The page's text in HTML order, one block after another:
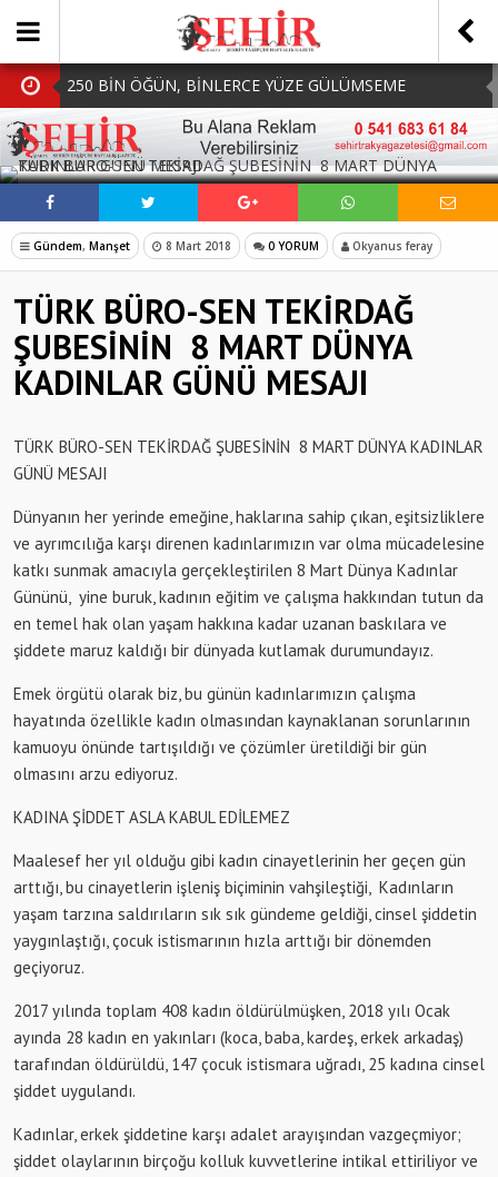
250 BİN ÖĞÜN, BİNLERCE YÜZE GÜLÜMSEME
BAŞKAN MÜGE YILDIZ TOPAK: ‘SOSYAL
BELEDİYECİLİKTE HİÇBİR HEMŞERİMİZİ YALNIZ
BIRAKMIYORUZ!’
MHP Çorlu İlçe Teşkilatında Yeni Dönem Başladı:
Mazbatalar Alındı
Dolu Vurdu, Büyükşehir Üreticiyi Yalnız Bırakmadı
SOFRALARDA BEREKETİ, GÖNÜLLERDE DAYANIŞMAYI
BÜYÜTÜYORUZ!
SOSYAL MEDYADA PAYLAŞ
Gündem, Manşet 8 Mart 2018 0 YORUM Okyanus feray
TÜRK BÜRO-SEN TEKİRDAĞ
ŞUBESİNİN 8 MART DÜNYA
KADINLAR GÜNÜ MESAJI
TÜRK BÜRO-SEN TEKİRDAĞ ŞUBESİNİN 8 MART DÜNYA KADINLAR
GÜNÜ MESAJI
Dünyanın her yerinde emeğine, haklarına sahip çıkan, eşitsizliklere
ve ayrımcılığa karşı direnen kadınlarımızın var olma mücadelesine
katkı sunmak amacıyla gerçekleştirilen 8 Mart Dünya Kadınlar
Gününü, yine buruk, kadının eğitim ve çalışma hakkından tutun da
en temel hak olan yaşam hakkına kadar uzanan baskılara ve
şiddete maruz kaldığı bir dünyada kutlamak durumundayız.
Emek örgütü olarak biz, bu günün kadınlarımızın çalışma
hayatında özellikle kadın olmasından kaynaklanan sorunlarının
kamuoyu önünde tartışıldığı ve çözümler üretildiği bir gün
olmasını arzu ediyoruz.
KADINA ŞİDDET ASLA KABUL EDİLEMEZ
Maalesef her yıl olduğu gibi kadın cinayetlerinin her geçen gün
arttığı, bu cinayetlerin işleniş biçiminin vahşileştiği, Kadınların
yaşam tarzına saldırıların sık sık gündeme geldiği, cinsel şiddetin
yaygınlaştığı, çocuk istismarının hızla arttığı bir dönemden
geçiyoruz.
2017 yılında toplam 408 kadın öldürülmüşken, 2018 yılı Ocak
ayında 28 kadın en yakınları (koca, baba, kardeş, erkek arkadaş)
tarafından öldürüldü, 147 çocuk istismara uğradı, 25 kadına cinsel
şiddet uygulandı.
Kadınlar, erkek şiddetine karşı adalet arayışından vazgeçmiyor;
şiddet olaylarının birçoğu kolluk kuvvetlerine intikal ettiriliyor ve